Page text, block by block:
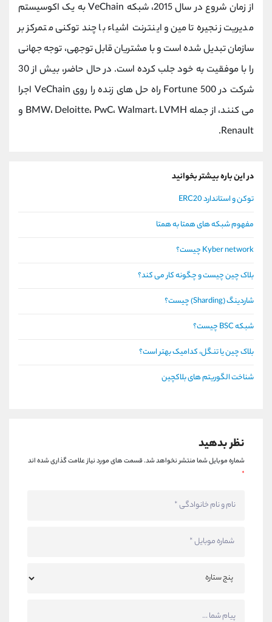
از زمان شروع در سال 2015، شبکه VeChain به یک اکوسیستم
مدیریت زنجیره تامین و اینترنت اشیاء با چند توکنی متمرکز بر
سازمان تبدیل شده است و با مشتریان قابل توجهی، توجه جهانی
را با موفقیت به خود جلب کرده است. در حال حاضر، بیش از 30
شرکت در Fortune 500 راه حل های زنده را روی VeChain اجرا
می کنند، از جمله BMW، Deloitte، PwC، Walmart، LVMH و
Renault.
در این باره بیشتر بخوانید
توکن و استاندارد ERC20
مفهوم شبکه های همتا به همتا
Kyber network چیست؟
بلاک چین چیست و چگونه کار می کند؟
شاردینگ (Sharding) چیست؟
شبکه BSC چیست؟
بلاک چین یا تنگل، کدامیک بهتر است؟
شناخت الگوریتم های بلاکچین
نظر بدهید
شماره موبایل شما منتشر نخواهد شد.قسمت های مورد نیاز علامت گذاری شده اند
*